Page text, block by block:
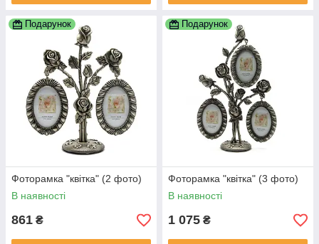
Подарунок
Фоторамка "квітка" (2 фото)
В наявності
861 ₴
Подарунок
Фоторамка "квітка" (3 фото)
В наявності
1 075 ₴